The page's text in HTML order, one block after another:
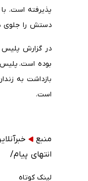
پذیرفته است.
دستش را جلوی
در گزارش
بوده است.
بازداشت به
است.
منبع
انتهای پیام/
لینک کوتاه